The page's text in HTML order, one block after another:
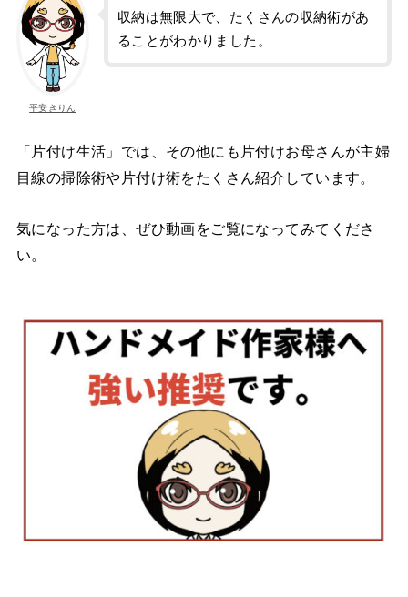
平安きりん
収納は無限大で、たくさんの収納術があ
ることがわかりました。
「片付け生活」では、その他にも片付けお母さんが主婦
目線の掃除術や片付け術をたくさん紹介しています。
気になった方は、ぜひ動画をご覧になってみてくださ
い。